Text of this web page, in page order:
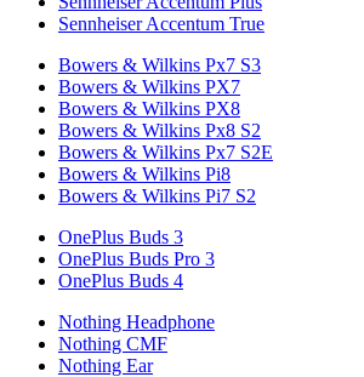
Sennheiser Accentum True
Bowers & Wilkins Px7 S3
Bowers & Wilkins PX7
Bowers & Wilkins PX8
Bowers & Wilkins Px8 S2
Bowers & Wilkins Px7 S2E
Bowers & Wilkins Pi8
Bowers & Wilkins Pi7 S2
OnePlus Buds 3
OnePlus Buds Pro 3
OnePlus Buds 4
Nothing Headphone
Nothing CMF
Nothing Ear